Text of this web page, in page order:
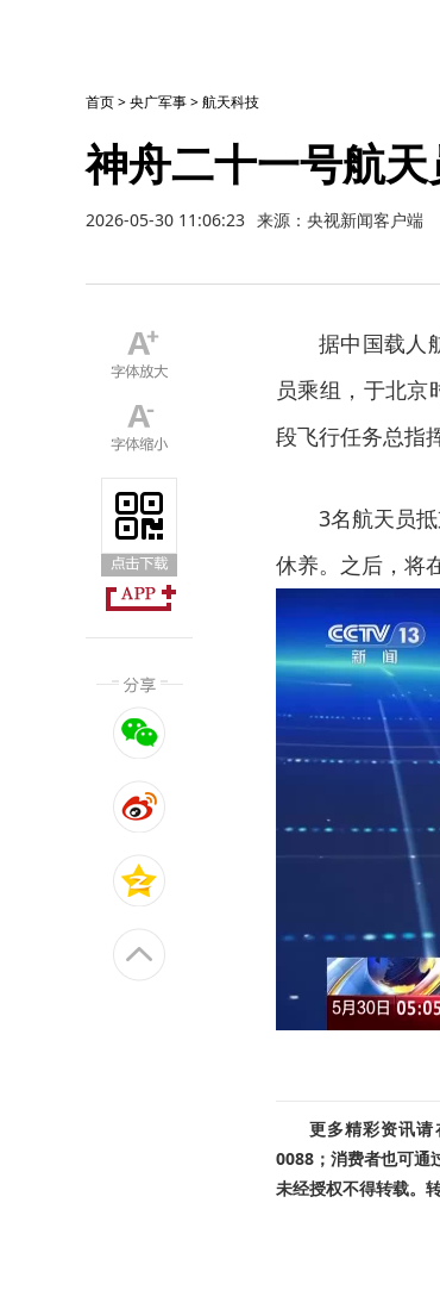
首页>央广军事>航天科技
神舟二十一号航
2026-05-30 11:06:23 来源：央视新闻客户端
据中国载人
员乘组，于北京
段飞行任务总指
3名航天员
休养。之后，将
更多精彩资讯
0088；消费者也可通
未经授权不得转载。